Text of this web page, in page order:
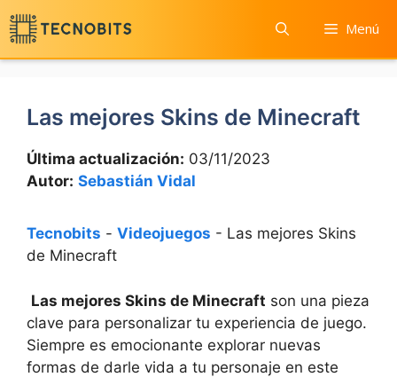
Saltar
al
contenido
Menú
Las mejores Skins de Minecraft
Última actualización: 03/11/2023
Autor: Sebastián Vidal
Tecnobits - Videojuegos - Las mejores Skins
de Minecraft
Las‌ mejores Skins⁤ de Minecraft son una pieza
clave para⁢ personalizar‌ tu⁣ experiencia de ⁤juego.
Siempre es emocionante explorar nuevas
formas de darle⁣ vida ‌a tu personaje en este